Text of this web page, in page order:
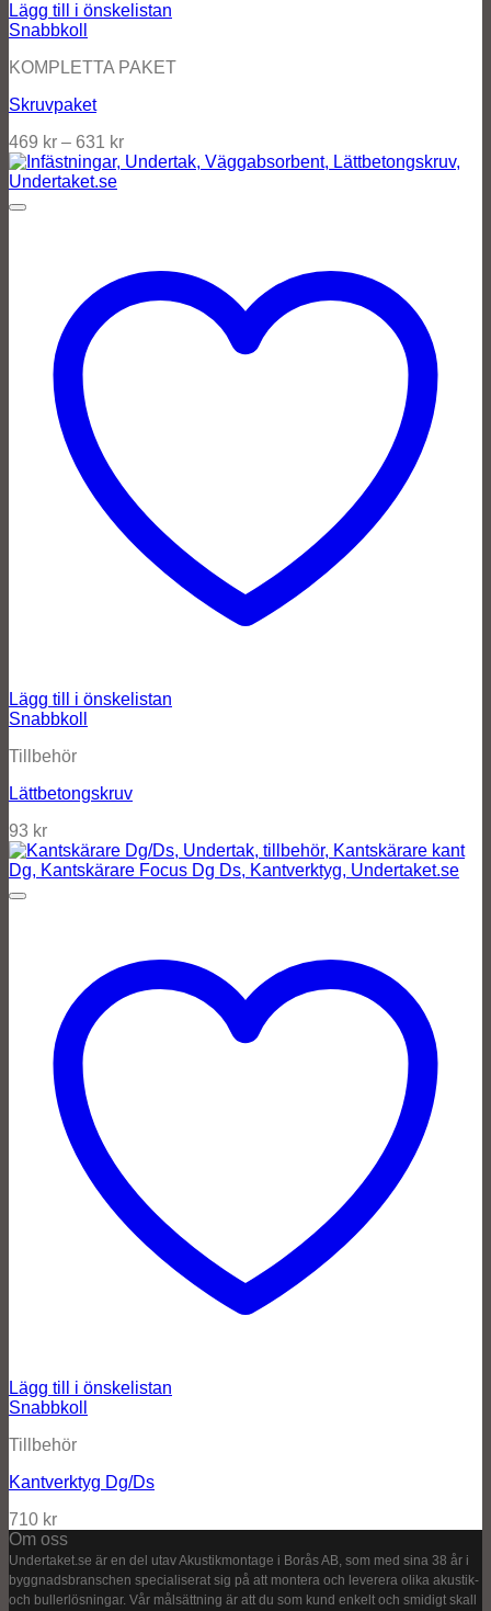
Lägg till i önskelistan
Snabbkoll
KOMPLETTA PAKET
Skruvpaket
469 kr – 631 kr
Lägg till i önskelistan
Snabbkoll
Tillbehör
Lättbetongskruv
93 kr
Lägg till i önskelistan
Snabbkoll
Tillbehör
Kantverktyg Dg/Ds
710 kr
Om oss
Undertaket.se är en del utav Akustikmontage i Borås AB, som med sina 38 år i
byggnadsbranschen specialiserat sig på att montera och leverera olika akustik-
och bullerlösningar. Vår målsättning är att du som kund enkelt och smidigt skall